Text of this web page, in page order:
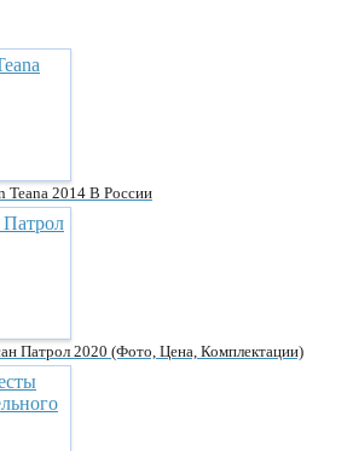
Teana 2014 В России
Патрол 2020 (фото, Цена, Комплектации)